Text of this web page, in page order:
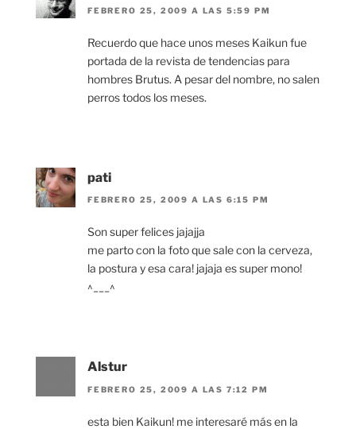
FEBRERO 25, 2009 A LAS 5:59 PM
Recuerdo que hace unos meses Kaikun fue
portada de la revista de tendencias para
hombres Brutus. A pesar del nombre, no salen
perros todos los meses.
pati
FEBRERO 25, 2009 A LAS 6:15 PM
Son super felices jajajja
me parto con la foto que sale con la cerveza,
la postura y esa cara! jajaja es super mono!
^___^
Alstur
FEBRERO 25, 2009 A LAS 7:12 PM
esta bien Kaikun! me interesaré más en la